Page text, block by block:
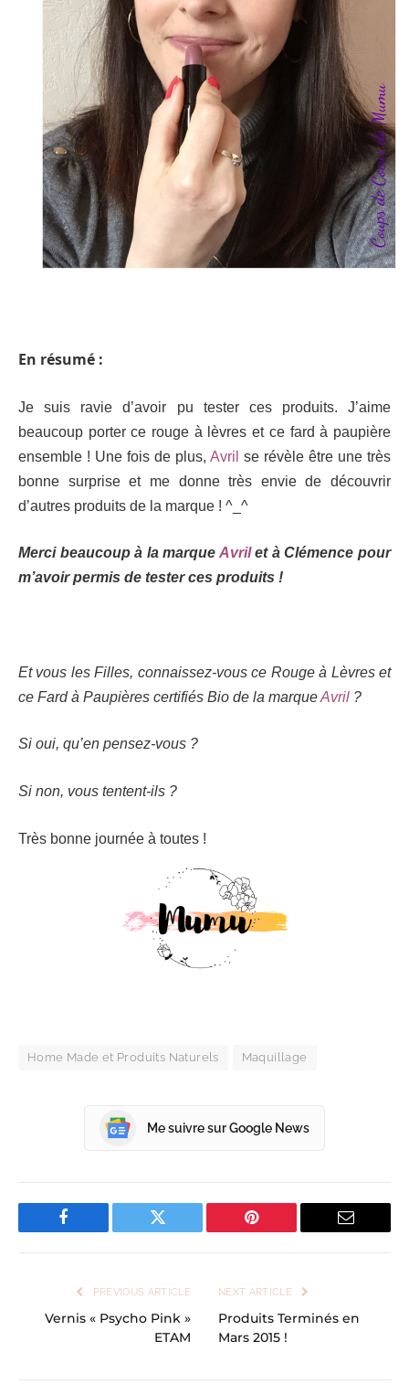
En résumé :
Je suis ravie d’avoir pu tester ces produits. J’aime
beaucoup porter ce rouge à lèvres et ce fard à paupière
ensemble ! Une fois de plus, Avril se révèle être une très
bonne surprise et me donne très envie de découvrir
d’autres produits de la marque ! ^_^
Merci beaucoup à la marque Avrilet à Clémence pour
m’avoir permis de tester ces produits !
Et vous les Filles, connaissez-vous ce Rouge à Lèvres et
ce Fard à Paupières certifiés Bio de la marqueAvril ?
Si oui, qu’en pensez-vous ?
Si non, vous tentent-ils ?
Très bonne journée à toutes !
Home Made et Produits Naturels Maquillage
Me suivre sur Google News
Facebook Twitter Pinterest Email
PREVIOUS ARTICLE
Vernis « Psycho Pink »
ETAM
NEXT ARTICLE
Produits Terminés en
Mars 2015 !